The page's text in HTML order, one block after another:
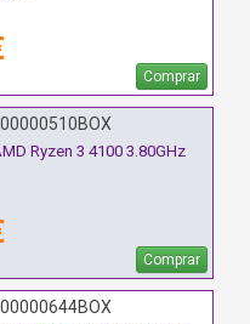
Comprar
Ryzen 3 4100 3.80GHz
Comprar